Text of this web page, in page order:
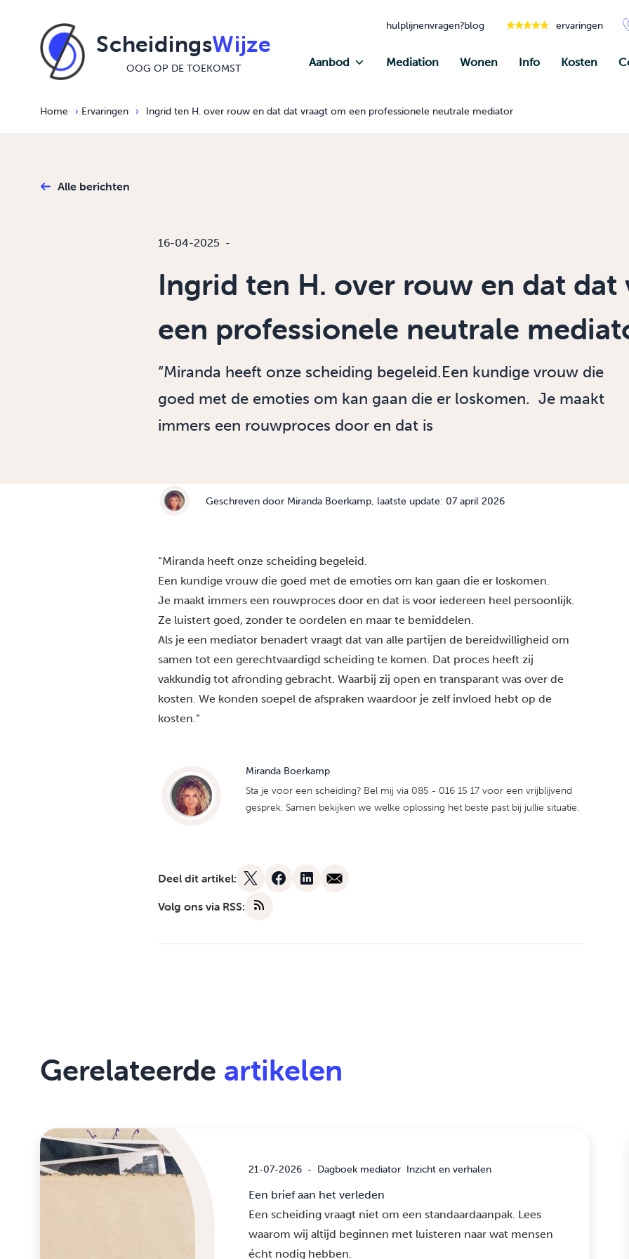
ScheidingsWijze
OOG OP DE TOEKOMST
hulplijnenvragen?blog ervaringen
Aanbod Mediation Wonen Info Kosten
Home › Ervaringen › Ingrid ten H. over rouw en dat dat vraagt om een professionele neutrale mediator
Alle berichten
16-04-2025 -
Ingrid ten H. over rouw en dat dat
een professionele neutrale
“Miranda heeft onze scheiding begeleid.Een kundige vrouw die
goed met de emoties om kan gaan die er loskomen. Je maakt
immers een rouwproces door en dat is
Geschreven door Miranda Boerkamp, laatste update: 07 april 2026
“Miranda heeft onze scheiding begeleid.
Een kundige vrouw die goed met de emoties om kan gaan die er loskomen.
Je maakt immers een rouwprocesdoor en dat is voor iedereen heel persoonlijk.
Ze luistert goed, zonder te oordelen en maar te bemiddelen.
Als je een mediator benadert vraagt dat van alle partijen de bereidwilligheid om
samen tot een gerechtvaardigd scheiding te komen. Dat proces heeft zij
vakkundig tot afronding gebracht. Waarbij zij open en transparant was over de
kosten. We konden soepel de afspraken waardoor je zelf invloed hebt op de
kosten.”
Miranda Boerkamp
Sta je voor een scheiding? Bel mij via 085 - 016 15 17 voor een vrijblijvend
gesprek. Samen bekijken we welke oplossing het beste past bij jullie situatie.
Deel dit artikel:
Volg ons via RSS:
Gerelateerde artikelen
21-07-2026 - Dagboek mediator Inzicht en verhalen
Een brief aan het verleden
Een scheiding vraagt niet om een standaardaanpak. Lees
waarom wij altijd beginnen met luisteren naar wat mensen
écht nodig hebben.